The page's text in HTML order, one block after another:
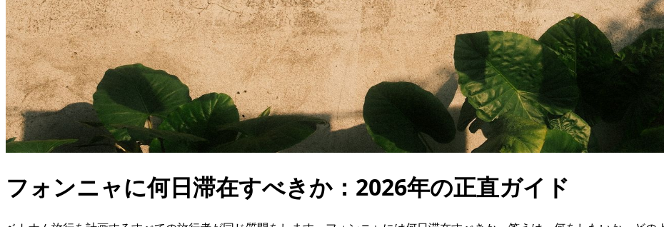
フォンニャに何日滞在すべきか：2026年の正直ガイド